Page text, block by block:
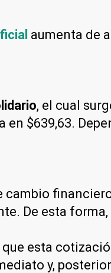
aumenta de
, el cual
en $639,63.
cambio
De esta
esta
y,